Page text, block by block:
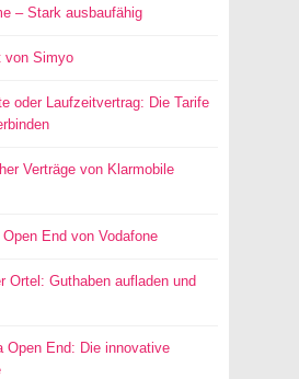
– Stark ausbaufähig
von Simyo
oder Laufzeitvertrag: Die Tarife
Verträge von Klarmobile
Open End von Vodafone
Ortel: Guthaben aufladen und
Open End: Die innovative